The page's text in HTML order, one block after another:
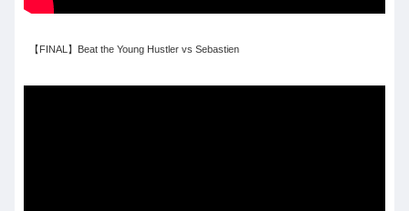
【FINAL】Beat the Young Hustler vs Sebastien